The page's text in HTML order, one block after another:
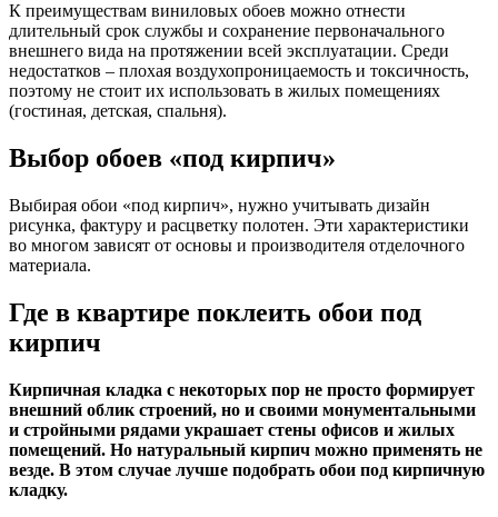
К преимуществам виниловых обоев можно отнести
длительный срок службы и сохранение первоначального
внешнего вида на протяжении всей эксплуатации. Среди
недостатков – плохая воздухопроницаемость и токсичность,
поэтому не стоит их использовать в жилых помещениях
(гостиная, детская, спальня).
Выбор обоев «под кирпич»
Выбирая обои «под кирпич», нужно учитывать дизайн
рисунка, фактуру и расцветку полотен. Эти характеристики
во многом зависят от основы и производителя отделочного
материала.
Где в квартире поклеить обои под
кирпич
Кирпичная кладка с некоторых пор не просто формирует
внешний облик строений, но и своими монументальными
и стройными рядами украшает стены офисов и жилых
помещений. Но натуральный кирпич можно применять не
везде. В этом случае лучше подобрать обои под кирпичную
кладку.